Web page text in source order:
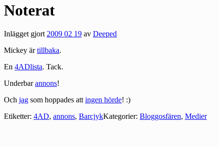
Noterat
Inlägget gjort2009 02 19 av Deeped
Mickey ärtillbaka.
En 4ADlista. Tack.
Underbarannons!
Och jag som hoppades attingen hörde! :)
Etiketter: 4AD, annons, BarcjykKategorier: Bloggosfären, Medier